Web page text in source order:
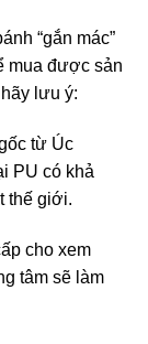
“gắn mác”
mua được sản
lưu ý:
từ Úc
PU có khả
thế giới.
cho xem
tâm sẽ làm